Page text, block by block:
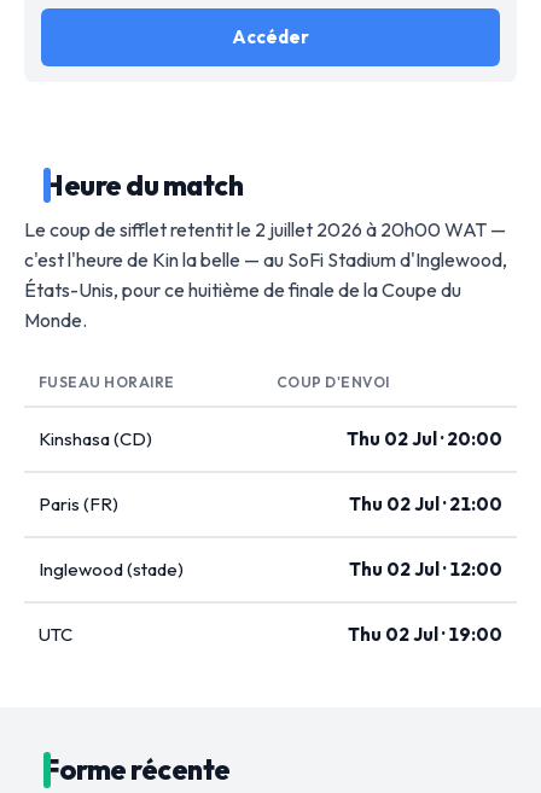
Accéder
Heure du match
Le coup de sifflet retentit le 2 juillet 2026 à 20h00 WAT —
c'est l'heure de Kin la belle — au SoFi Stadium d'Inglewood,
États-Unis, pour ce huitième de finale de la Coupe du
Monde.
FUSEAU HORAIRE COUP D'ENVOI
Kinshasa (CD) Thu 02 Jul · 20:00
Paris (FR) Thu 02 Jul · 21:00
Inglewood (stade) Thu 02 Jul · 12:00
UTC Thu 02 Jul · 19:00
Forme récente